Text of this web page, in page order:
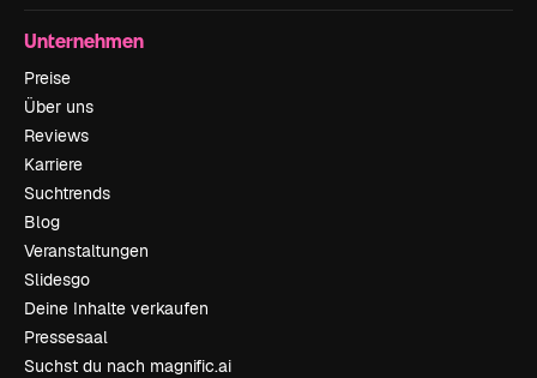
Unternehmen
Preise
Über uns
Reviews
Karriere
Suchtrends
Blog
Veranstaltungen
Slidesgo
Deine Inhalte verkaufen
Pressesaal
Suchst du nach magnific.ai